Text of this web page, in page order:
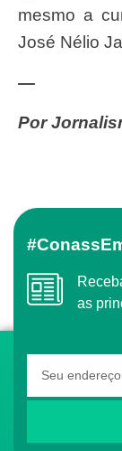
mesmo a
José Nélio
—
Por
Receba o conteúdo semanal do Conass com
as